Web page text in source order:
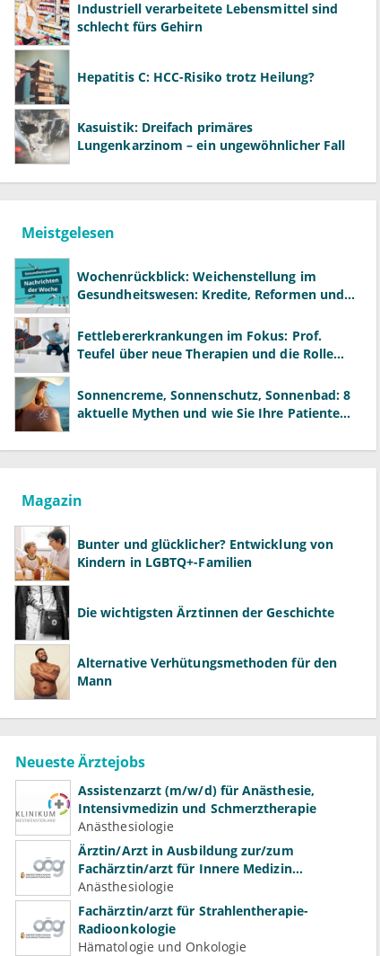
Industriell verarbeitete Lebensmittel sind
schlecht fürs Gehirn
Hepatitis C: HCC-Risiko trotz Heilung?
Kasuistik: Dreifach primäres
Lungenkarzinom – ein ungewöhnlicher Fall
Meistgelesen
Wochenrückblick: Weichenstellung im
Gesundheitswesen: Kredite, Reformen und
Fettlebererkrankungen im Fokus: Prof.
Teufel über neue Therapien und die Rolle
Sonnencreme, Sonnenschutz, Sonnenbad: 8
aktuelle Mythen und wie Sie Ihre Patienten
Magazin
Bunter und glücklicher? Entwicklung von
Kindern in LGBTQ+-Familien
Die wichtigsten Ärztinnen der Geschichte
Alternative Verhütungsmethoden für den
Mann
Neueste Ärztejobs
Assistenzarzt (m/w/d) für Anästhesie,
Intensivmedizin und Schmerztherapie
Anästhesiologie
Ärztin/Arzt in Ausbildung zur/zum
Fachärztin/arzt für Innere Medizin
(Kardiologie, Nephrologie, Intensivmedizin)
Anästhesiologie
Fachärztin/arzt für Strahlentherapie-
Radioonkologie
Hämatologie und Onkologie